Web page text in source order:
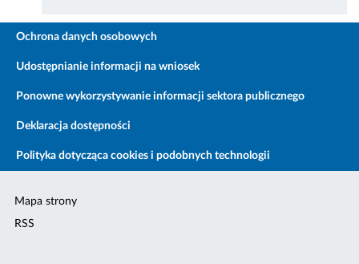
Ochrona danych osobowych
Udostępnianie informacji na wniosek
Ponowne wykorzystywanie informacji sektora publicznego
Deklaracja dostępności
Polityka dotycząca cookies i podobnych technologii
Mapa strony
RSS